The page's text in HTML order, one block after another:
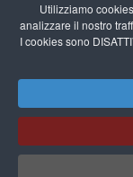
Utilizziamo
analizzare il nostro
I cookies sono
Quai Séverine